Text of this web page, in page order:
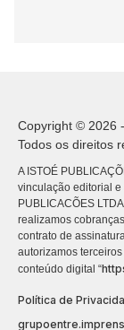
Copyright © 2026
Todos os direitos
A ISTOÉ
vinculação editorial e
PUBLICACÕES
realizamos
contrato de
autorizamos
conteúdo digital “
Política de